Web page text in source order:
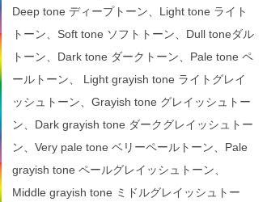
Deep tone ディープトーン、Light tone ライト
トーン、Soft tone ソフトトーン、Dull toneダル
トーン、Dark tone ダークトーン、Pale tone ペ
ールトーン、 Light grayish tone ライトグレイ
ッシュトーン、Grayish tone グレイッシュトー
ン、Dark grayish tone ダークグレイッシュトー
ン、Very pale tone ベリーペールトーン、Pale
grayish tone ペールグレイッシュトーン、
Middle grayish tone ミドルグレイッシュトー